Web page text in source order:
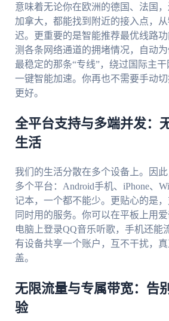
意味着无论你在欧洲的德国、法国，
加拿大，都能找到附近的接入点，
迟。更重要的是智能推荐最优线路
测各条网络通道的拥堵情况，自动为
最稳定的那条“专线”，绕过国际主
一键智能加速。你再也不需要手动
更好。
全平台支持与多端并发：
生活
我们的生活分散在多个设备上。因
多个平台：Android手机、iPhone、
记本，一个都不能少。更贴心的是
同时用的服务。你可以在平板上用
电脑上登录QQ音乐听歌，手机还能
有设备共享一个账户，互不干扰，
盖。
无限流量与专属带宽：告
验